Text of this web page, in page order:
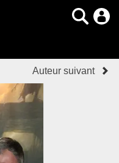
Auteur suivant